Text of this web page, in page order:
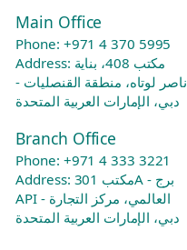
Main Office
Phone: +971 4 370 5995
Address: مكتب 408، بناية
ناصر لوتاه، منطقة القنصليات -
دبي، الإمارات العربية المتحدة
Branch Office
Phone: +971 4 333 3221
Address: مكتب 301A - برج
API العالمي، مركز التجارة -
دبي، الإمارات العربية المتحدة